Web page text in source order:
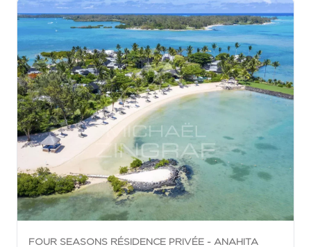
FOUR SEASONS RÉSIDENCE PRIVÉE - ANAHITA